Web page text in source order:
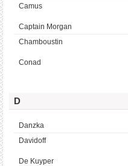
Camus
Captain Morgan
Chamboustin
Conad
D
Danzka
Davidoff
De Kuyper